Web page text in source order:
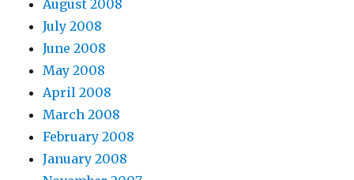
August 2008
July 2008
June 2008
May 2008
April 2008
March 2008
February 2008
January 2008